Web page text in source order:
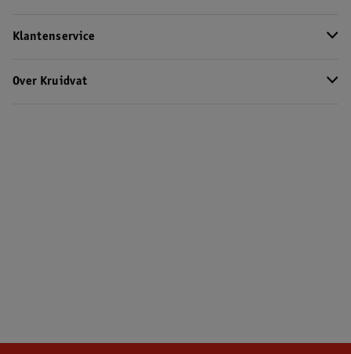
Klantenservice
Over Kruidvat